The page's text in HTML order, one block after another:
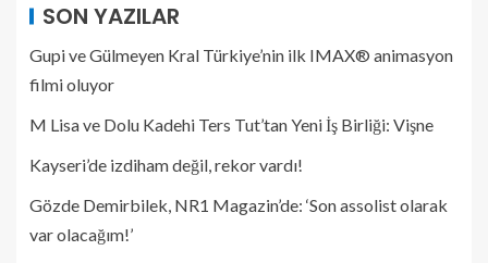
SON YAZILAR
Gupi ve Gülmeyen Kral Türkiye’nin ilk IMAX® animasyon
filmi oluyor
M Lisa ve Dolu Kadehi Ters Tut’tan Yeni İş Birliği: Vişne
Kayseri’de izdiham değil, rekor vardı!
Gözde Demirbilek, NR1 Magazin’de: ‘Son assolist olarak
var olacağım!’